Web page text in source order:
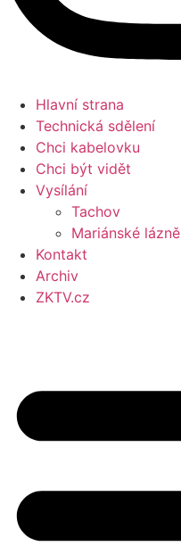
Hlavní strana
Technická sdělení
Chci kabelovku
Chci být vidět
Vysílání
Tachov
Mariánské lázně
Kontakt
Archiv
ZKTV.cz